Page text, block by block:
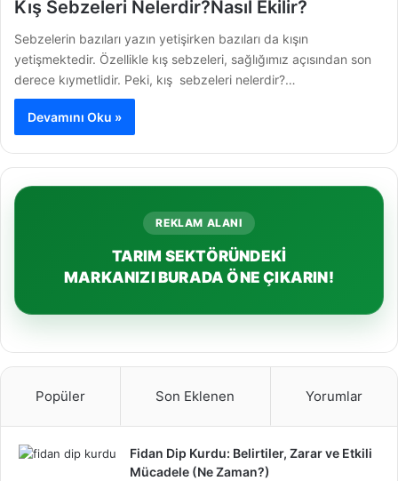
Kış Sebzeleri Nelerdir?Nasıl Ekilir?
Sebzelerin bazıları yazın yetişirken bazıları da kışın
yetişmektedir. Özellikle kış sebzeleri, sağlığımız açısından son
derece kıymetlidir. Peki, kış sebzeleri nelerdir?…
Devamını Oku »
REKLAM ALANI
TARIM SEKTÖRÜNDEKİ
MARKANIZI BURADA ÖNE ÇIKARIN!
Popüler Son Eklenen Yorumlar
Fidan Dip Kurdu: Belirtiler, Zarar ve Etkili
Mücadele (Ne Zaman?)